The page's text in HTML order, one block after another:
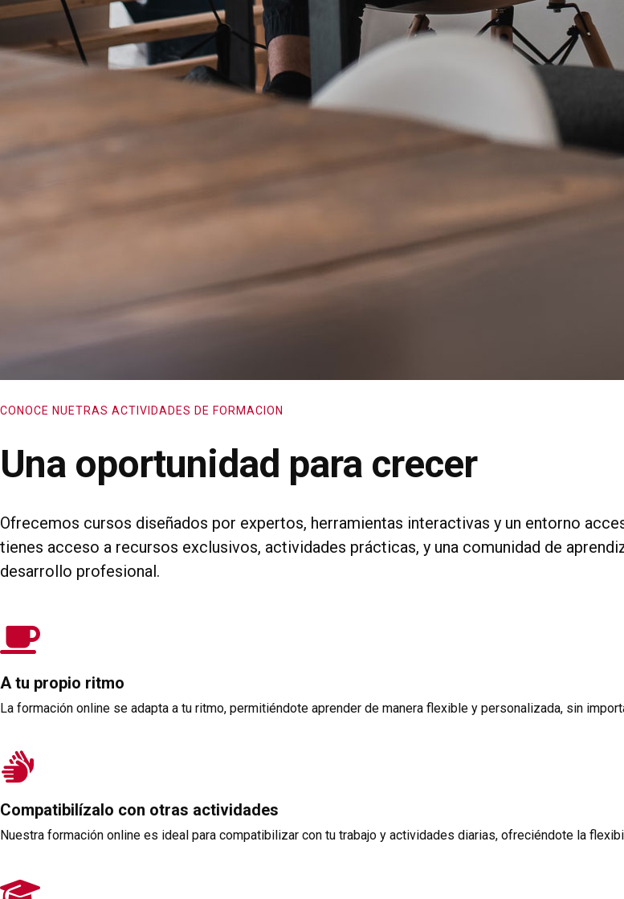
CONOCE NUETRAS ACTIVIDADES DE FORMACION
Una oportunidad para crecer
Ofrecemos cursos diseñados por expertos, herramientas interactivas y un entorno
tienes acceso a recursos exclusivos, actividades prácticas, y una comunidad de
desarrollo profesional.
A tu propio ritmo
La formación online se adapta a tu ritmo, permitiéndote aprender de manera flexible y personalizada, sin
Compatibilízalo con otras actividades
Nuestra formación online es ideal para compatibilizar con tu trabajo y actividades diarias, ofreciéndote la